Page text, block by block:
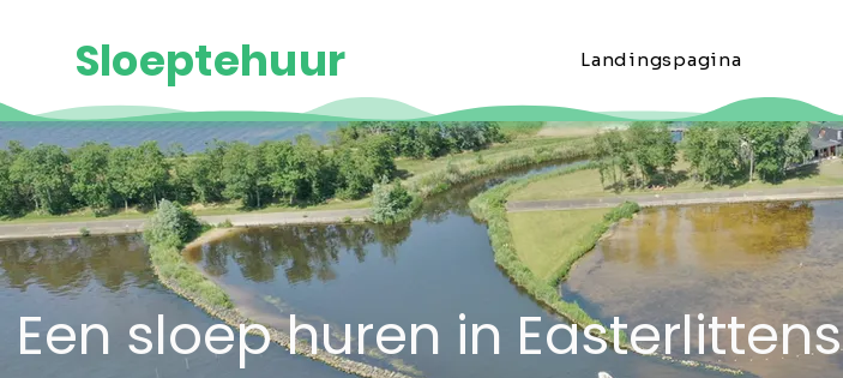
Sloeptehuur Landingspagina
Een sloep huren in Easterlittens